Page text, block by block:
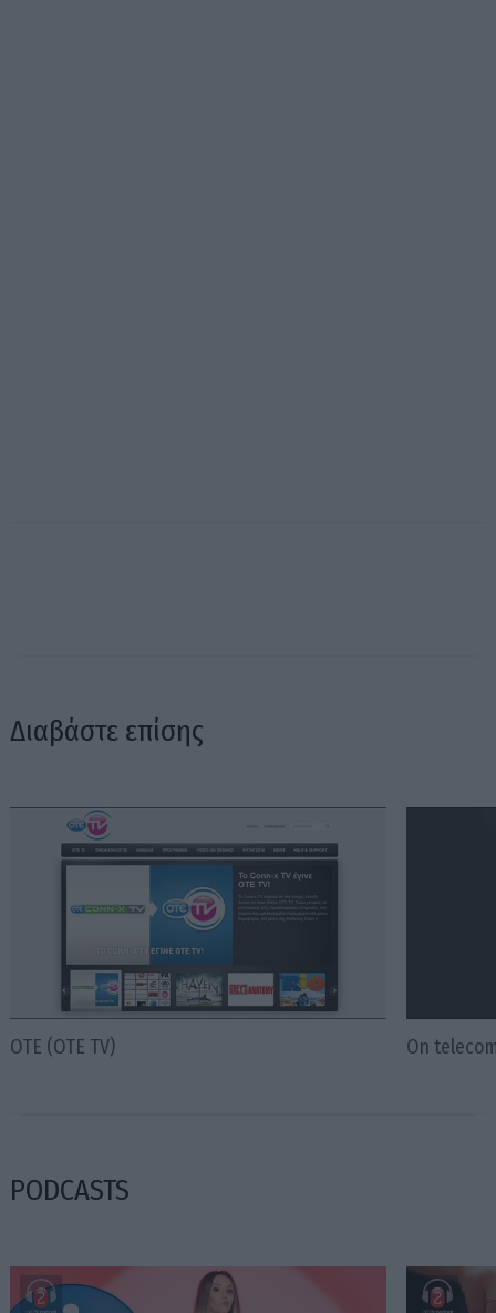
Διαβάστε επίσης
OTE (OTE TV) On
PODCASTS